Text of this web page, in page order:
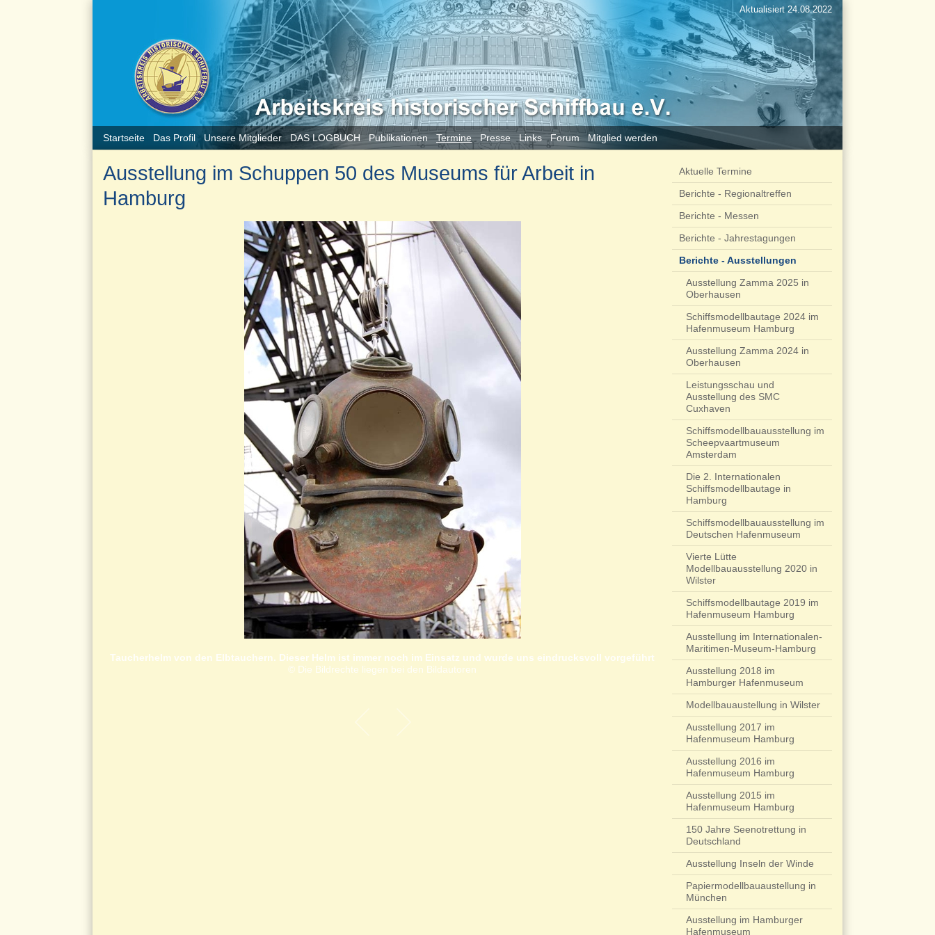
Startseite Das Profil Unsere Mitglieder DAS LOGBUCH Publikationen Termine Presse Links Forum Mitglied werden
Aktualisiert 24.08.2022
Ausstellung im Schuppen 50 des Museums für Arbeit in
Hamburg
Taucherhelm von den Elbtauchern. Dieser Helm ist immer noch im Einsatz und wurde uns eindrucksvoll vorgeführt
© Die Bildrechte liegen bei den Bildautoren
Aktuelle Termine
Berichte - Regionaltreffen
Berichte - Messen
Berichte - Jahrestagungen
Berichte - Ausstellungen
Ausstellung Zamma 2025 in
Oberhausen
Schiffsmodellbautage 2024 im
Hafenmuseum Hamburg
Ausstellung Zamma 2024 in
Oberhausen
Leistungsschau und
Ausstellung des SMC
Cuxhaven
Schiffsmodellbauausstellung im
Scheepvaartmuseum
Amsterdam
Die 2. Internationalen
Schiffsmodellbautage in
Hamburg
Schiffsmodellbauausstellung im
Deutschen Hafenmuseum
Vierte Lütte
Modellbauausstellung 2020 in
Wilster
Schiffsmodellbautage 2019 im
Hafenmuseum Hamburg
Ausstellung im Internationalen-
Maritimen-Museum-Hamburg
Ausstellung 2018 im
Hamburger Hafenmuseum
Modellbauaustellung in Wilster
Ausstellung 2017 im
Hafenmuseum Hamburg
Ausstellung 2016 im
Hafenmuseum Hamburg
Ausstellung 2015 im
Hafenmuseum Hamburg
150 Jahre Seenotrettung in
Deutschland
Ausstellung Inseln der Winde
Papiermodellbauaustellung in
München
Ausstellung im Hamburger
Hafenmuseum